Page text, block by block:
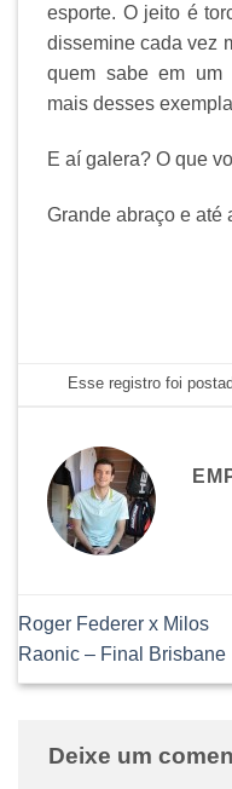
esporte. O jeito é
dissemine cada vez
quem sabe em um
mais desses
E aí galera? O que
Grande abraço e até
Esse registro foi
Roger Federer x Milos
Raonic – Final Brisbane
Deixe um